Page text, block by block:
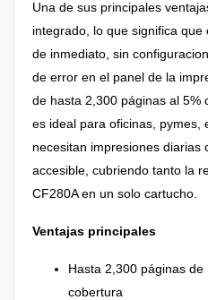
Una de sus principales
integrado, lo que significa
de inmediato, sin
de error en el panel de la
de hasta 2,300 páginas al 5%
es ideal para oficinas, pymes,
necesitan impresiones diarias
accesible, cubriendo tanto la
CF280A en un solo cartucho.
Ventajas principales
Hasta 2,300 páginas
cobertura